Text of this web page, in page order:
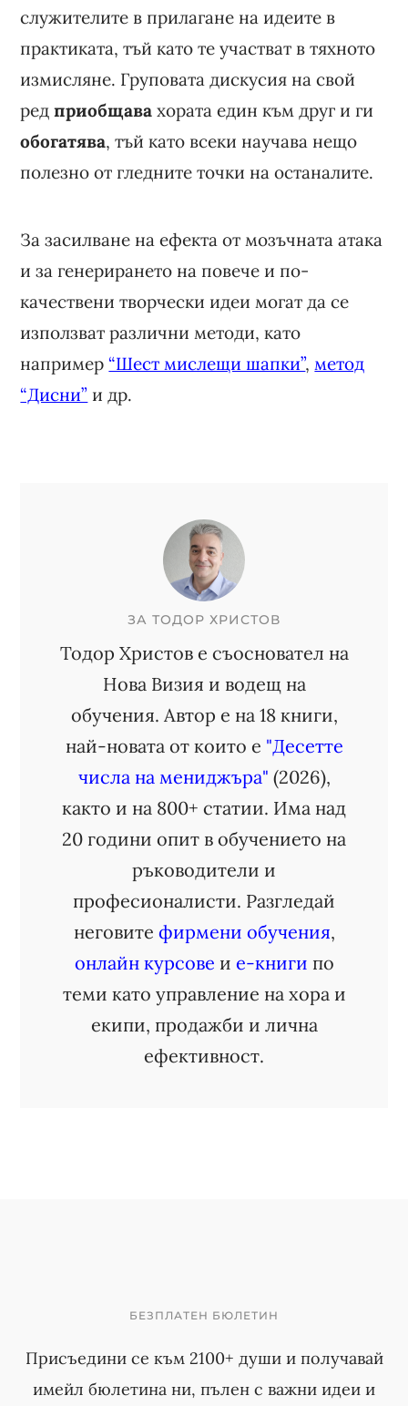
служителите в прилагане на идеите в
практиката, тъй като те участват в тяхното
измисляне. Груповата дискусия на свой
редприобщава хората един към друг и ги
обогатява, тъй като всеки научава нещо
полезно от гледните точки на останалите.
За засилване на ефекта от мозъчната атака
и за генерирането на повече и по-
качествени творчески идеи могат да се
използват различни методи, като
например “Шест мислещи шапки”,метод
“Дисни” и др.
ЗА ТОДОР ХРИСТОВ
Тодор Христов е съосновател на
Нова Визия и водещ на
обучения. Автор е на 18 книги,
най-новата от които е "Десетте
числа на мениджъра" (2026),
както и на 800+ статии. Има над
20 години опит в обучението на
ръководители и
професионалисти. Разгледай
неговите фирмени обучения,
онлайн курсове и е-книги по
теми като управление на хора и
екипи, продажби и лична
ефективност.
БЕЗПЛАТЕН БЮЛЕТИН
Присъедини се към 2100+ души и получавай
имейл бюлетина ни, пълен с важни идеи и